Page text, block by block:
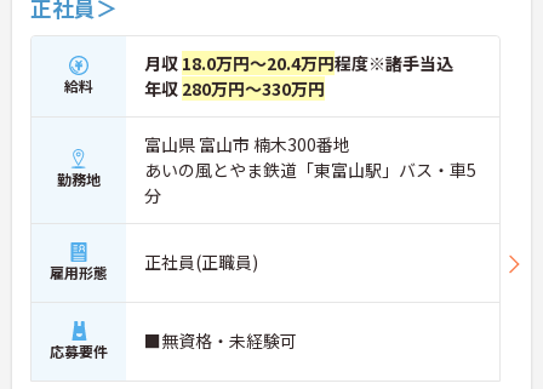
正社員＞
給料
月収 18.0万円～20.4万円程度※諸手当込
年収 280万円～330万円
勤務地
富山県 富山市 楠木300番地
あいの風とやま鉄道「東富山駅」バス・車5
分
雇用形態 正社員(正職員)
応募要件 ■無資格・未経験可